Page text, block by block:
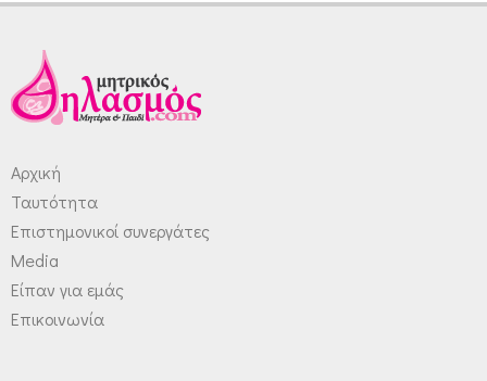
Αρχική
Ταυτότητα
Επιστημονικοί συνεργάτες
Media
Είπαν για εμάς
Επικοινωνία